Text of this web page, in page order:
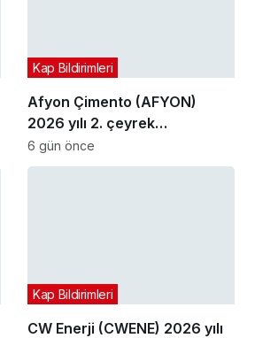
Afyon Çimento (AFYON)
2026 yılı 2. çeyrek
bilançosunu açıkladı
Kap Bildirimleri
6 gün önce
CW Enerji (CWENE) 2026 yılı
Kap Bildirimleri